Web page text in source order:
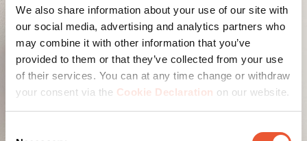
We also share information about your use of our site with
our social media, advertising and analytics partners who
may combine it with other information that you’ve
provided to them or that they’ve collected from your use
of their services. You can at any time change or withdraw
your consent via the Cookie Declaration on our website.